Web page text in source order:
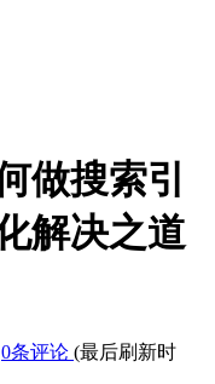
做搜索引
解决之道
0条评论 (最后刷新时